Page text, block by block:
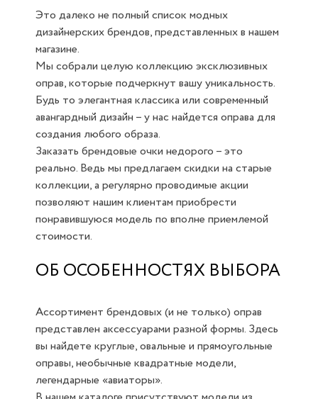
Это далеко не полный список модных
дизайнерских брендов, представленных в нашем
магазине.
Мы собрали целую коллекцию эксклюзивных
оправ, которые подчеркнут вашу уникальность.
Будь то элегантная классика или современный
авангардный дизайн – у нас найдется оправа для
создания любого образа.
Заказать брендовые очки недорого – это
реально. Ведь мы предлагаем скидки на старые
коллекции, а регулярно проводимые акции
позволяют нашим клиентам приобрести
понравившуюся модель по вполне приемлемой
стоимости.
ОБ ОСОБЕННОСТЯХ ВЫБОРА
Ассортимент брендовых (и не только) оправ
представлен аксессуарами разной формы. Здесь
вы найдете круглые, овальные и прямоугольные
оправы, необычные квадратные модели,
легендарные «авиаторы».